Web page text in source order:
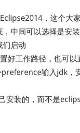
，这个大
，中间可以选择是安
们启动
好工作路径，也可以
输入jdk，
安装的，而不是